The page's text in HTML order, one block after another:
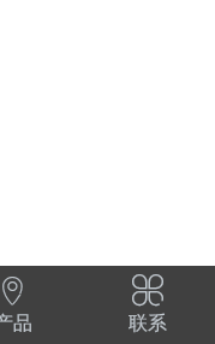

品

联系